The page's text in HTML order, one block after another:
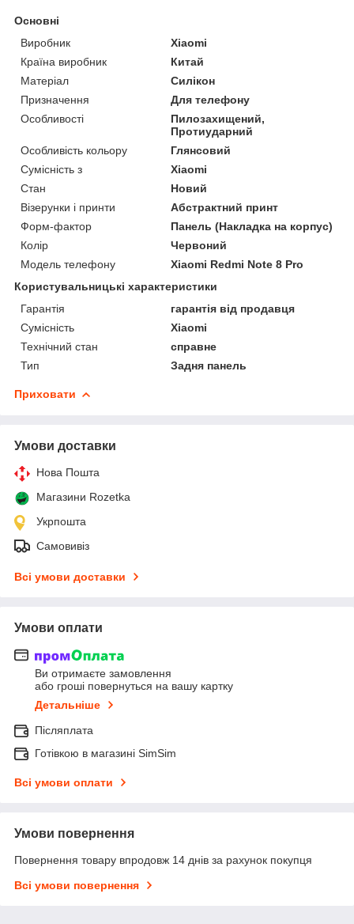
Основні
Виробник
Xiaomi
Країна виробник
Китай
Матеріал
Силікон
Призначення
Для телефону
Особливості
Пилозахищений,
Протиударний
Особливість кольору
Глянсовий
Сумісність з
Xiaomi
Стан
Новий
Візерунки і принти
Абстрактний принт
Форм-фактор
Панель (Накладка на корпус)
Колір
Червоний
Модель телефону
Xiaomi Redmi Note 8 Pro
Користувальницькі характеристики
Гарантія
гарантія від продавця
Сумісність
Xiaomi
Технічний стан
справне
Тип
Задня панель
Приховати
Умови доставки
Нова Пошта
Магазини Rozetka
Укрпошта
Самовивіз
Всі умови доставки
Умови оплати
Ви отримаєте замовлення
або гроші повернуться на вашу картку
Детальніше
Післяплата
Готівкою в магазині SimSim
Всі умови оплати
Умови повернення
Повернення товару впродовж 14 днів за рахунок покупця
Всі умови повернення